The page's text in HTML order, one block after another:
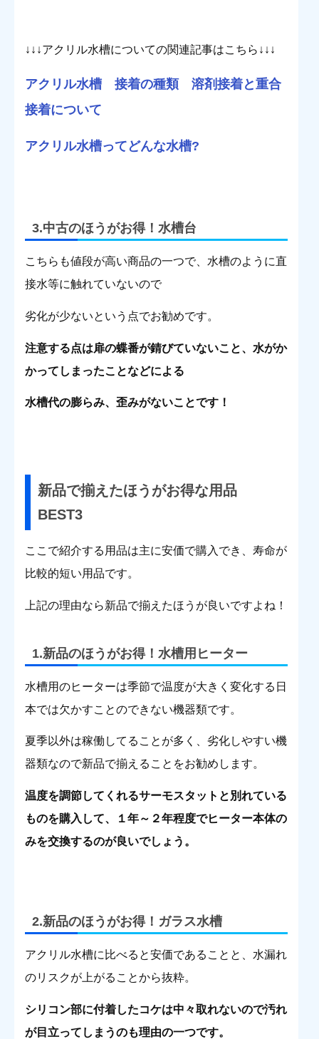
↓↓↓アクリル水槽についての関連記事はこちら↓↓↓
アクリル水槽 接着の種類 溶剤接着と重合
接着について
アクリル水槽ってどんな水槽?
3.中古のほうがお得！水槽台
こちらも値段が高い商品の一つで、水槽のように直
接水等に触れていないので
劣化が少ないという点でお勧めです。
注意する点は扉の蝶番が錆びていないこと、水がか
かってしまったことなどによる
水槽代の膨らみ、歪みがないことです！
新品で揃えたほうがお得な用品
BEST3
ここで紹介する用品は主に安価で購入でき、寿命が
比較的短い用品です。
上記の理由なら新品で揃えたほうが良いですよね！
1.新品のほうがお得！水槽用ヒーター
水槽用のヒーターは季節で温度が大きく変化する日
本では欠かすことのできない機器類です。
夏季以外は稼働してることが多く、劣化しやすい機
器類なので新品で揃えることをお勧めします。
温度を調節してくれるサーモスタットと別れている
ものを購入して、１年～２年程度でヒーター本体の
みを交換するのが良いでしょう。
2.新品のほうがお得！ガラス水槽
アクリル水槽に比べると安価であることと、水漏れ
のリスクが上がることから抜粋。
シリコン部に付着したコケは中々取れないので汚れ
が目立ってしまうのも理由の一つです。